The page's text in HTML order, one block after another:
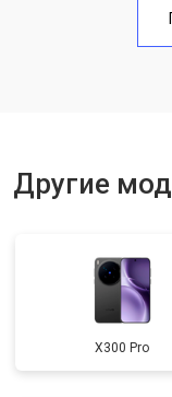
Замена кнопки
Другие
X300 Pro